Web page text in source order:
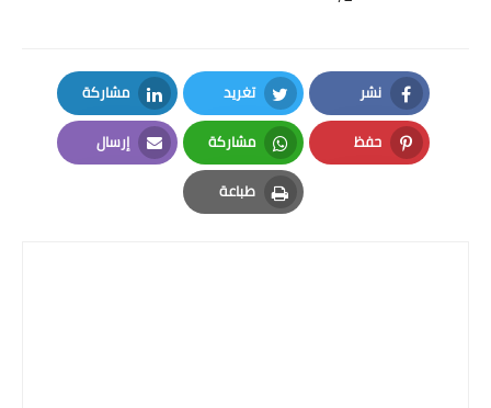
نشر
Facebook
تغريد
Twitter
مشاركة
LinkedIn
حفظ
Pinterest
مشاركة
Whatsapp
إرسال
Email
طباعة
Print